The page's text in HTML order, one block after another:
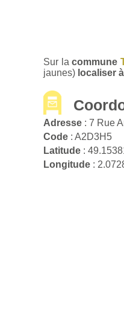
Sur lacommune
jaunes) localiser
Adresse : 7 Rue
Code : A2D3H5
Latitude :
Longitude :